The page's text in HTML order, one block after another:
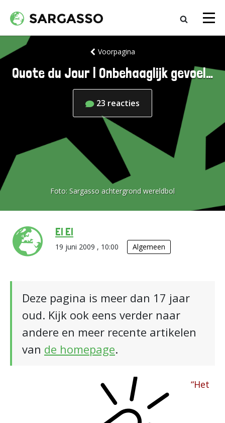
Voorpagina
Quote du Jour | Onbehaaglijk gevoel…
23 reacties
Foto: Sargasso achtergrond wereldbol
El El
19 juni 2009 , 10:00 Algemeen
Deze pagina is meer dan 17 jaar
oud. Kijk ook eens verder naar
andere en meer recente artikelen
van de homepage.
“Het